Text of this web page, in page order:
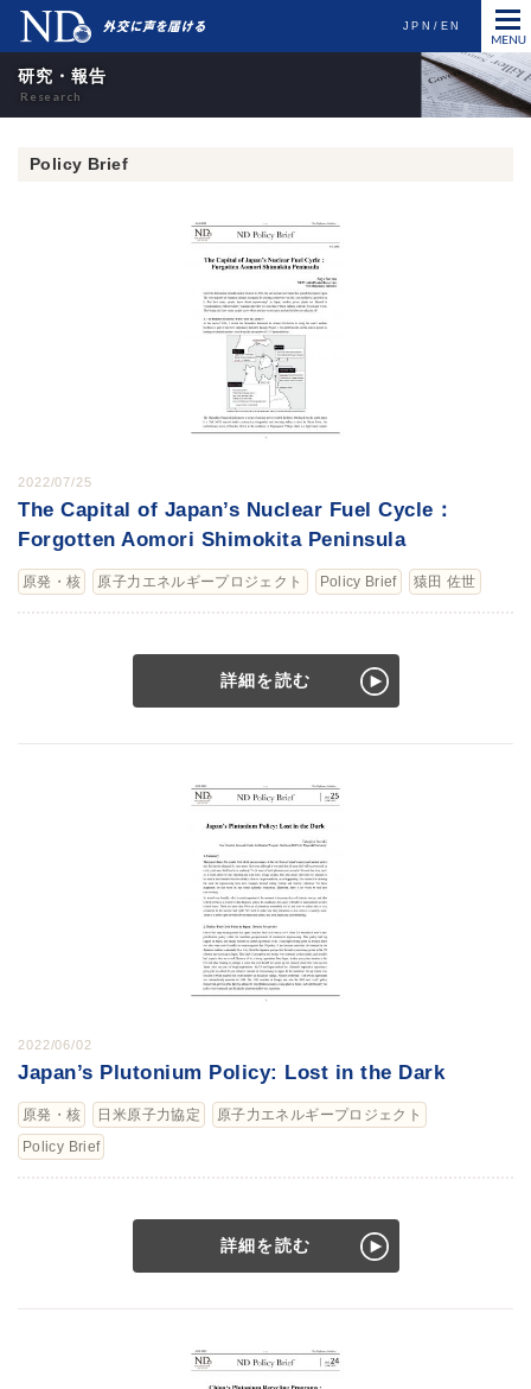
JPN EN
研究・報告
Policy Brief
2022/07/25
The Capital of Japan’s Nuclear Fuel Cycle：
Forgotten Aomori Shimokita Peninsula
原発・核 原子力エネルギープロジェクト Policy Brief 猿田 佐世
詳細を読む
2022/06/02
Japan’s Plutonium Policy: Lost in the Dark
原発・核 日米原子力協定
原子力エネルギープロジェクト
Policy Brief
詳細を読む